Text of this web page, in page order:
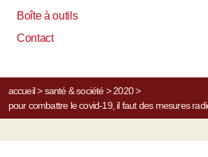
Boîte à outils
Contact
accueil> santé & société> 2020>
pour combattre le covid-19, il faut des mesures